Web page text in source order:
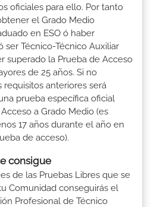
oficiales para ello. Por tanto
el Grado Medio
en ESO ó haber
ser Técnico-Técnico Auxiliar
superado la Prueba de Acceso
de 25 años. Si no
anteriores será
prueba específica oficial
a Grado Medio (es
17 años durante el año en
de acceso).
consigue
de las Pruebas Libres que se
Comunidad conseguirás el
Profesional de Técnico